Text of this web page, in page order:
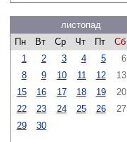
листопад
Пн
Вт Ср Чт Пт Сб
1
2 3 4 5 6
8
9 10 11 12 13
15
16 17 18 19 20
22
23 24 25 26 27
29
30